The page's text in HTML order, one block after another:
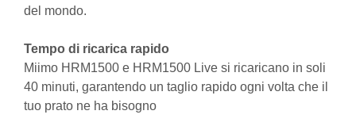
del mondo.
Tempo di ricarica rapido
Miimo HRM1500 e HRM1500 Live si ricaricano in soli
40 minuti, garantendo un taglio rapido ogni volta che il
tuo prato ne ha bisogno